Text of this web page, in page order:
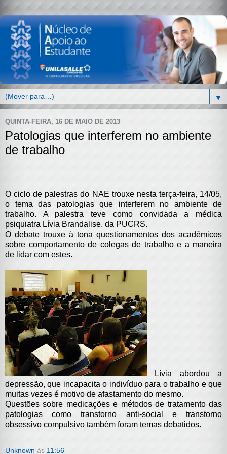
▼
QUINTA-FEIRA, 16 DE MAIO DE 2013
Patologias que interferem no ambiente
de trabalho
O ciclo de palestras do NAE trouxe nesta terça-feira, 14/05,
o tema das patologias que interferem no ambiente de
trabalho. A palestra teve como convidada a médica
psiquiatra Lívia Brandalise, da PUCRS.
O debate trouxe à tona questionamentos dos acadêmicos
sobre comportamento de colegas de trabalho e a maneira
de lidar com estes.
Lívia abordou a
depressão, que incapacita o indivíduo para o trabalho e que
muitas vezes é motivo de afastamento do mesmo.
Questões sobre medicações e métodos de tratamento das
patologias como transtorno anti-social e transtorno
obsessivo compulsivo também foram temas debatidos.
Unknown às 11:56